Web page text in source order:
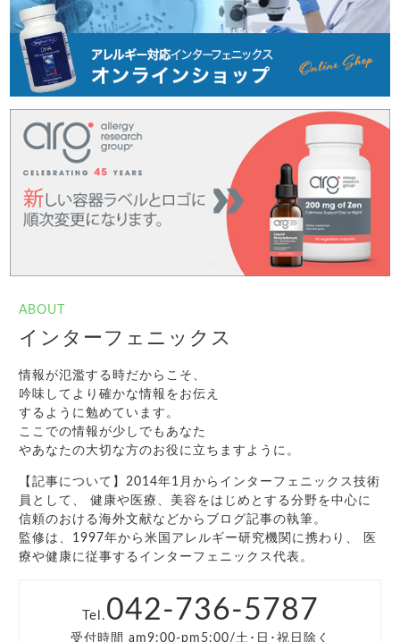
ABOUT
インターフェニックス
情報が氾濫する時だからこそ、
吟味してより確かな情報をお伝え
するように勉めています。
ここでの情報が少しでもあなた
やあなたの大切な方のお役に立ちますように。
【記事について】2014年1月からインターフェニックス技術
員として、 健康や医療、美容をはじめとする分野を中心に
信頼のおける海外文献などからブログ記事の執筆。
監修は、1997年から米国アレルギー研究機関に携わり、 医
療や健康に従事するインターフェニックス代表。
Tel. 042-736-5787
受付時間 am9:00-pm5:00/土･日･祝日除く